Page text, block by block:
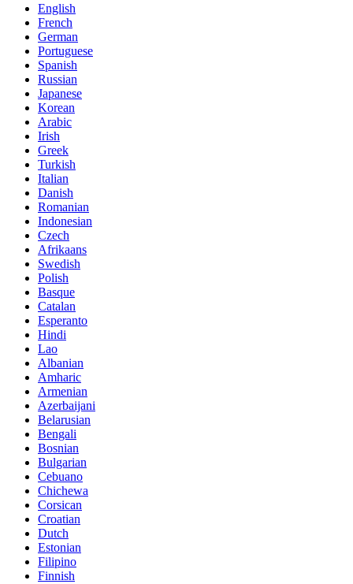
English
French
German
Portuguese
Spanish
Russian
Japanese
Korean
Arabic
Irish
Greek
Turkish
Italian
Danish
Romanian
Indonesian
Czech
Afrikaans
Swedish
Polish
Basque
Catalan
Esperanto
Hindi
Lao
Albanian
Amharic
Armenian
Azerbaijani
Belarusian
Bengali
Bosnian
Bulgarian
Cebuano
Chichewa
Corsican
Croatian
Dutch
Estonian
Filipino
Finnish